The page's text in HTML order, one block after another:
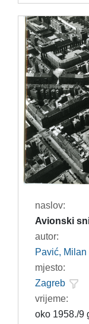
naslov:
Avionski
autor:
Pavić, Milan
mjesto:
Zagreb
vrijeme:
oko 1958./9